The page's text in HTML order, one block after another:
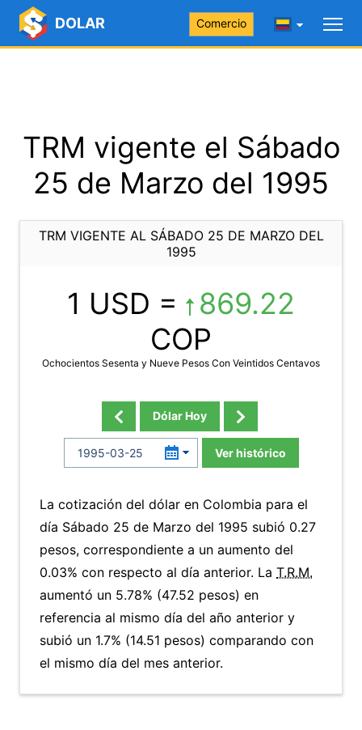
DOLAR Comercio
TRM vigente el Sábado
25 de Marzo del 1995
TRM VIGENTE AL SÁBADO 25 DE MARZO DEL
1995
1 USD =
869.22
COP
Ochocientos Sesenta y Nueve Pesos Con Veintidos Centavos
Dólar Hoy
Ver histórico
La cotización del dólar en Colombia para el
día Sábado 25 de Marzo del 1995 subió 0.27
pesos, correspondiente a un aumento del
0.03% con respecto al día anterior. La T.R.M.
aumentó un 5.78% (47.52 pesos) en
referencia al mismo día del año anterior y
subió un 1.7% (14.51 pesos) comparando con
el mismo día del mes anterior.